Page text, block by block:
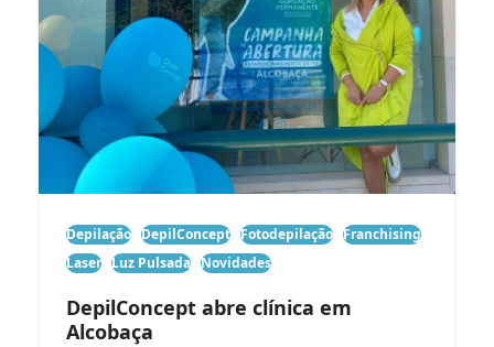
Depilação DepilConcept Fotodepilação Franchising
Laser Luz Pulsada Novidades
DepilConcept abre clínica em
Alcobaça